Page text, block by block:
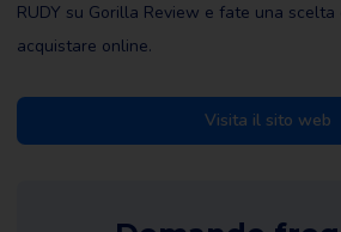
RUDY su Gorilla Review e fate una
acquistare online.
Visita il sito web